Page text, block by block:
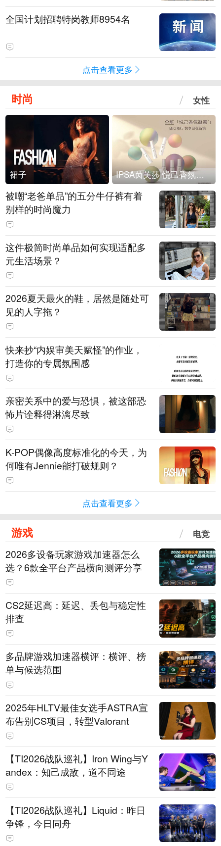
全国计划招聘特岗教师8954名
点击查看更多
时尚 女性
裙子 IPSA茵芙莎 悦己香氛凝露上市
被嘲“老爸单品”的五分牛仔裤有着
别样的时尚魔力
这件极简时尚单品如何实现适配多
元生活场景？
2026夏天最火的鞋，居然是随处可
见的人字拖？
快来抄“内娱审美天赋怪”的作业，
打造你的专属氛围感
亲密关系中的爱与恐惧，被这部恐
怖片诠释得淋漓尽致
K-POP偶像高度标准化的今天，为
何唯有Jennie能打破规则？
点击查看更多
游戏 电竞
2026多设备玩家游戏加速器怎么
选？6款全平台产品横向测评分享
CS2延迟高：延迟、丢包与稳定性
排查
多品牌游戏加速器横评：横评、榜
单与候选范围
2025年HLTV最佳女选手ASTRA宣
布告别CS项目，转型Valorant
【TI2026战队巡礼】Iron Wing与Y
andex：知己成敌，道不同途
【TI2026战队巡礼】Liquid：昨日
争锋，今日同舟